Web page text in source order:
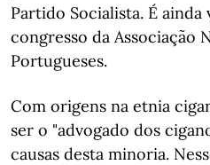
Partido Socialista. É ainda
congresso da Associação
Portugueses.
Com origens na etnia
ser o "advogado dos
causas desta minoria.